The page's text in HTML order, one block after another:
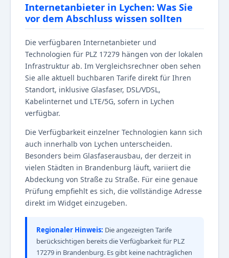
Internetanbieter in Lychen: Was Sie
vor dem Abschluss wissen sollten
Die verfügbaren Internetanbieter und
Technologien für PLZ 17279 hängen von der lokalen
Infrastruktur ab. Im Vergleichsrechner oben sehen
Sie alle aktuell buchbaren Tarife direkt für Ihren
Standort, inklusive Glasfaser, DSL/VDSL,
Kabelinternet und LTE/5G, sofern in Lychen
verfügbar.
Die Verfügbarkeit einzelner Technologien kann sich
auch innerhalb von Lychen unterscheiden.
Besonders beim Glasfaserausbau, der derzeit in
vielen Städten in Brandenburg läuft, variiert die
Abdeckung von Straße zu Straße. Für eine genaue
Prüfung empfiehlt es sich, die vollständige Adresse
direkt im Widget einzugeben.
Regionaler Hinweis: Die angezeigten Tarife
berücksichtigen bereits die Verfügbarkeit für PLZ
17279 in Brandenburg. Es gibt keine nachträglichen